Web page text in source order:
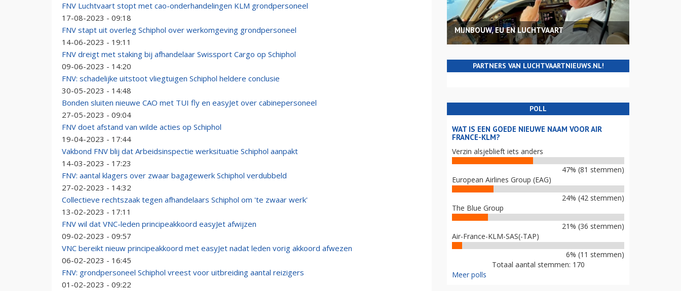
FNV Luchtvaart stopt met cao-onderhandelingen KLM grondpersoneel
17-08-2023 - 09:18
FNV stapt uit overleg Schiphol over werkomgeving grondpersoneel
14-06-2023 - 19:11
FNV dreigt met staking bij afhandelaar Swissport Cargo op Schiphol
09-06-2023 - 14:20
FNV: schadelijke uitstoot vliegtuigen Schiphol heldere conclusie
30-05-2023 - 14:48
Bonden sluiten nieuwe CAO met TUI fly en easyJet over cabinepersoneel
27-05-2023 - 09:04
FNV doet afstand van wilde acties op Schiphol
19-04-2023 - 17:44
Vakbond FNV blij dat Arbeidsinspectie werksituatie Schiphol aanpakt
14-03-2023 - 17:23
FNV: aantal klagers over zwaar bagagewerk Schiphol verdubbeld
27-02-2023 - 14:32
Collectieve rechtszaak tegen afhandelaars Schiphol om 'te zwaar werk'
13-02-2023 - 17:11
FNV wil dat VNC-leden principeakkoord easyJet afwijzen
09-02-2023 - 09:57
VNC bereikt nieuw principeakkoord met easyJet nadat leden vorig akkoord afwezen
06-02-2023 - 16:45
FNV: grondpersoneel Schiphol vreest voor uitbreiding aantal reizigers
01-02-2023 - 09:22
MIJNBOUW, EU EN LUCHTVAART
PARTNERS VAN LUCHTVAARTNIEUWS.NL!
POLL
WAT IS EEN GOEDE NIEUWE NAAM VOOR AIR
FRANCE-KLM?
Verzin alsjeblieft iets anders
47% (81 stemmen)
European Airlines Group (EAG)
24% (42 stemmen)
The Blue Group
21% (36 stemmen)
Air-France-KLM-SAS(-TAP)
6% (11 stemmen)
Totaal aantal stemmen: 170
Meer polls